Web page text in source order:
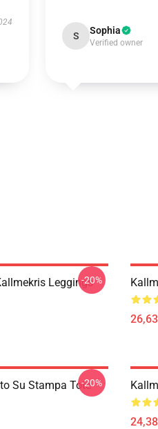
S Sophia
Verified owner
Leggings
-20%
Su Stampa Tote-20%